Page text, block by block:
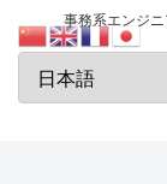
事務系エンジ